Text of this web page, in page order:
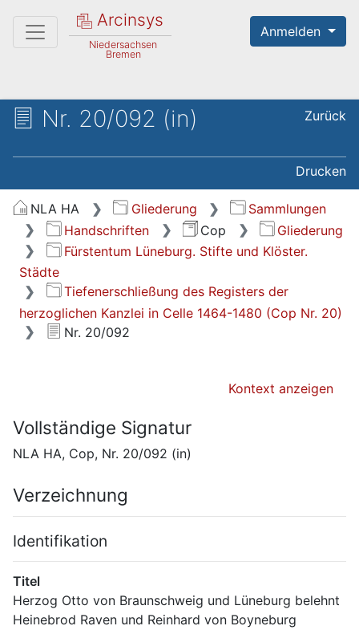
Arcinsys
Niedersachsen
Bremen
Anmelden
Nr. 20/092 (in) Zurück
Drucken
NLA HA Gliederung
Sammlungen
Handschriften
Cop
Gliederung
Fürstentum Lüneburg. Stifte und Klöster.
Städte
Tiefenerschließung des Registers der
herzoglichen Kanzlei in Celle 1464-1480 (Cop Nr. 20)
Nr. 20/092
Kontext anzeigen
Vollständige Signatur
NLA HA, Cop, Nr. 20/092 (in)
Verzeichnung
Identifikation
Titel
Herzog Otto von Braunschweig und Lüneburg belehnt
Heinebrod Raven und Reinhard von Boyneburg